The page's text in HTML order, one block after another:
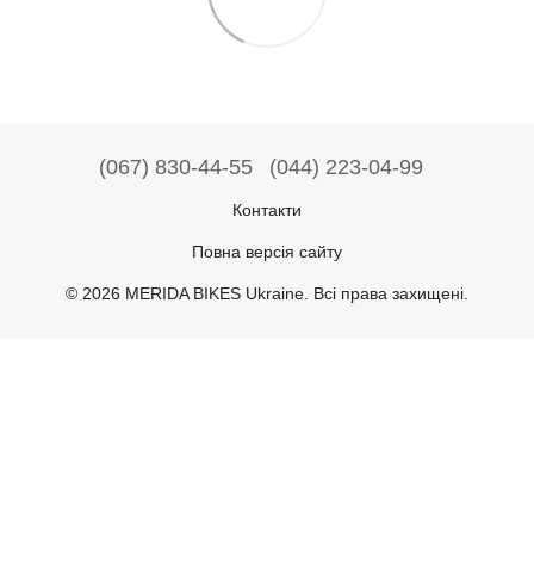
(067) 830-44-55 (044) 223-04-99
Контакти
Повна версія сайту
© 2026 MERIDA BIKES Ukraine. Всі права захищені.